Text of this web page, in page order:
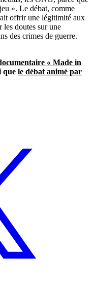
». Le débat, comme
offrir une légitimité aux
les doutes sur une
des crimes de guerre.
« Made in
que le débat animé par